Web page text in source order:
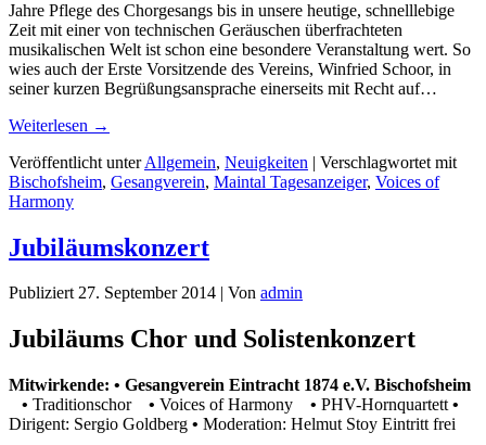
Jahre Pflege des Chorgesangs bis in unsere heutige, schnelllebige
Zeit mit einer von technischen Geräuschen überfrachteten
musikalischen Welt ist schon eine besondere Veranstaltung wert. So
wies auch der Erste Vorsitzende des Vereins, Winfried Schoor, in
seiner kurzen Begrüßungsansprache einerseits mit Recht auf…
Weiterlesen →
Veröffentlicht unter Allgemein, Neuigkeiten | Verschlagwortet mit
Bischofsheim, Gesangverein, Maintal Tagesanzeiger, Voices of
Harmony
Jubiläumskonzert
Publiziert 27. September 2014 | Von admin
Jubiläums Chor und Solistenkonzert
Mitwirkende: • Gesangverein Eintracht 1874 e.V. Bischofsheim
• Traditionschor • Voices of Harmony • PHV-Hornquartett •
Dirigent: Sergio Goldberg • Moderation: Helmut Stoy Eintritt frei